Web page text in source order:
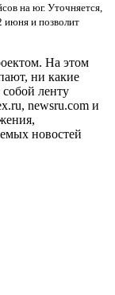
на юг. Уточняется,
июня и позволит
На этом
ни какие
ленту
newsru.com и
новостей